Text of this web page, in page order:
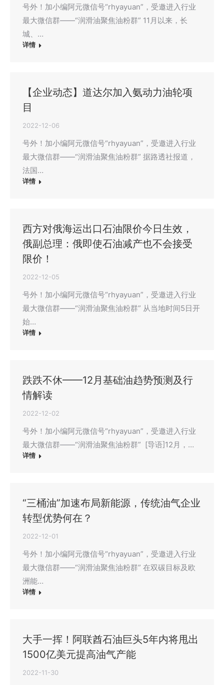
号外！加小编阿元微信号“rhyayuan”，受邀进入行业
最大微信群——“润滑油聚焦油粉群” 11月以来，长
城、…
详情
【企业动态】道达尔加入氨动力油轮项
目
2022-12-06
号外！加小编阿元微信号“rhyayuan”，受邀进入行业
最大微信群——“润滑油聚焦油粉群” 据路透社报道，
法国…
详情
西方对俄海运出口石油限价今日生效，
俄副总理：俄即使石油减产也不会接受
限价！
2022-12-05
号外！加小编阿元微信号“rhyayuan”，受邀进入行业
最大微信群——“润滑油聚焦油粉群” 从当地时间5日开
始…
详情
跌跌不休——12月基础油趋势预测及行
情解读
2022-12-02
号外！加小编阿元微信号“rhyayuan”，受邀进入行业
最大微信群——“润滑油聚焦油粉群” [导语]12月，…
详情
“三桶油”加速布局新能源，传统油气企业
转型优势何在？
2022-12-01
号外！加小编阿元微信号“rhyayuan”，受邀进入行业
最大微信群——“润滑油聚焦油粉群” 在双碳目标及欧
洲能…
详情
大手一挥！阿联酋石油巨头5年内将甩出
1500亿美元提高油气产能
2022-11-30